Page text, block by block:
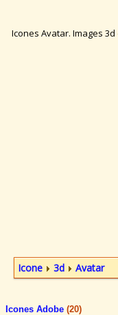
Icones Avatar. Images
Icone 3d Avatar
Icones Adobe (20)